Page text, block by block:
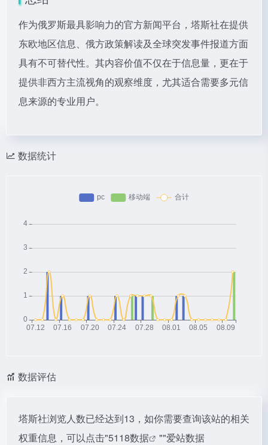
作为俄罗斯最具影响力的官方新闻平台，塔斯社在提供
东欧地区信息、俄方政策解读及全球突发事件报道方面
具有不可替代性。其内容价值不仅在于信息量，更在于
提供非西方主流视角的观察维度，尤其适合需要多元信
息来源的专业用户。
数据统计
数据评估
塔斯社浏览人数已经达到13，如你需要查询该站的相关
权重信息，可以点击"5118数据 ""爱站数据